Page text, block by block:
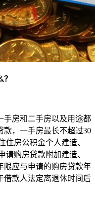
房和二手房以及用途都
款，一手房最长不超过30
住房公积金个人建造、
请购房贷款附加建造、
限应与申请的购房贷款年
借款人法定离退休时间后